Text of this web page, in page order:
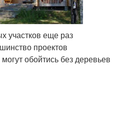
участков еще раз
проектов
обойтись без деревьев